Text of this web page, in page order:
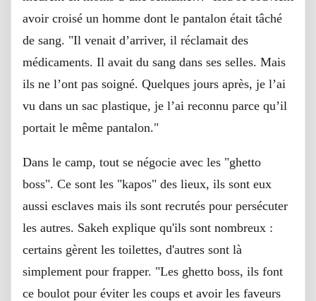
avoir croisé un homme dont le pantalon était tâché
de sang. "Il venait d’arriver, il réclamait des
médicaments. Il avait du sang dans ses selles. Mais
ils ne l’ont pas soigné. Quelques jours après, je l’ai
vu dans un sac plastique, je l’ai reconnu parce qu’il
portait le même pantalon."
Dans le camp, tout se négocie avec les "ghetto
boss". Ce sont les "kapos" des lieux, ils sont eux
aussi esclaves mais ils sont recrutés pour persécuter
les autres. Sakeh explique qu'ils sont nombreux :
certains gèrent les toilettes, d'autres sont là
simplement pour frapper. "Les ghetto boss, ils font
ce boulot pour éviter les coups et avoir les faveurs